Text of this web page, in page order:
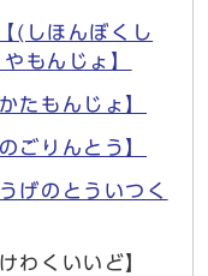
(しほんぼくし
もんじょ】
たもんじょ】
ごりんとう】
げのとういつく
わくいいど】